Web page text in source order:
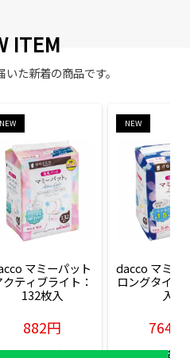
ITEM
た新着の商品です。
NEW
マミーパット
クティブライト：
132枚入
882円
販売価格(税込)
NEW
dacco マミー
ロングタイム
入
764円
販売価格(税